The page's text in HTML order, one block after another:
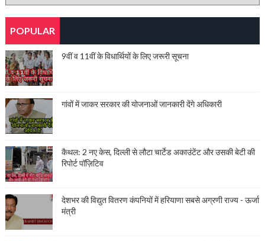
POPULAR
9वीं व 11वीं के विधार्थियों के लिए जरूरी सूचना
गांवों में जाकर सरकार की योजनाओं जानकारी देंगे अधिकारी
कैथल: 2 नए केस, दिल्ली से लौटा चार्टेड अकाउंटेंट और उसकी बेटी की
रिपोर्ट पॉज़िटिव
देशभर की विद्युत वितरण कंपनियों में हरियाणा सबसे अग्रणी राज्य - ऊर्जा
मंत्री